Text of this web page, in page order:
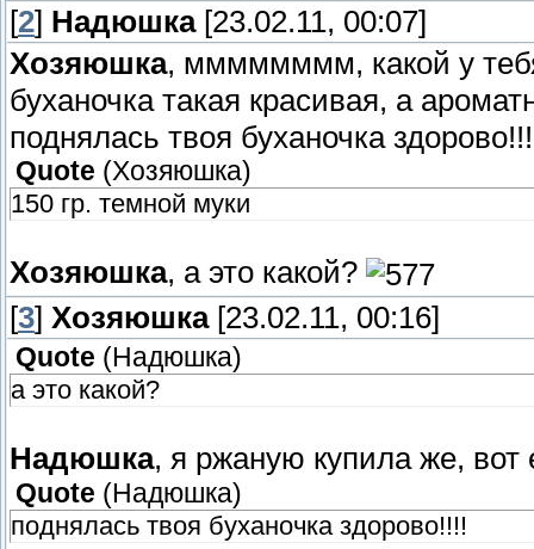
[2] Надюшка[23.02.11, 00:07]
Хозяюшка, мммммммм, какой у
буханочка такая красивая, а
поднялась твоя буханочка
Quote (Хозяюшка)
150 гр. темной муки
Хозяюшка, а это какой?
[3] Хозяюшка[23.02.11, 00:16]
Quote ( Надюшка)
а это какой?
Надюшка, я ржаную купила же,
Quote (Надюшка)
поднялась твоя буханочка здорово!!!!